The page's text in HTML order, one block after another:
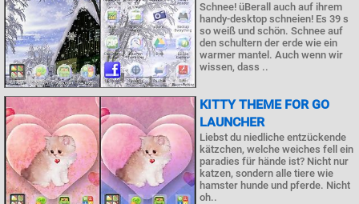
Schnee! üBerall auch auf ihrem
handy-desktop schneien! Es 39 s
so weiß und schön. Schnee auf
den schultern der erde wie ein
warmer mantel. Auch wenn wir
wissen, dass ..
KITTY THEME FOR GO
LAUNCHER
Liebst du niedliche entzückende
kätzchen, welche weiches fell ein
paradies für hände ist? Nicht nur
katzen, sondern alle tiere wie
hamster hunde und pferde. Nicht
oh..